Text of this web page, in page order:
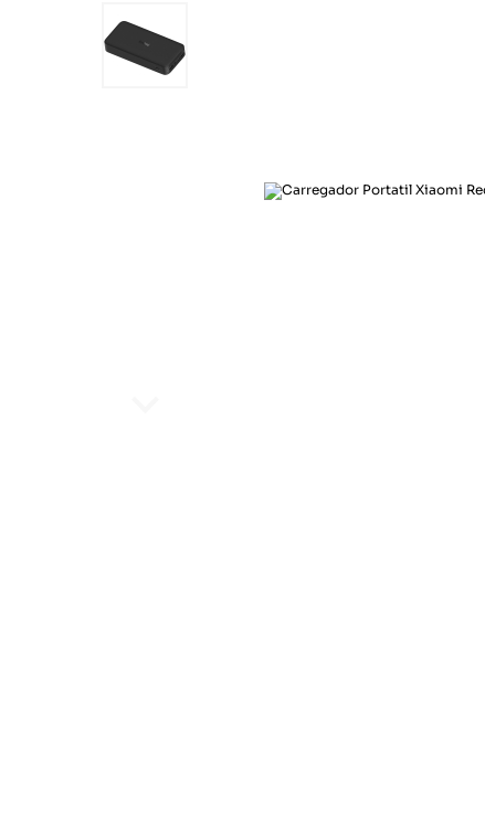
Esporte e lazer
Informática
Segurança e monitoramento
Eletroportáteis